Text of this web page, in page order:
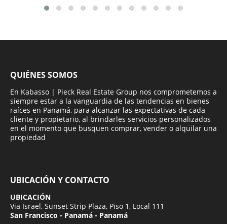
QUIÉNES SOMOS
En Kabasso | Pieck Real Estate Group nos comprometemos a
siempre estar a la vanguardia de las tendencias en bienes
raíces en Panamá, para alcanzar las expectativas de cada
cliente y propietario, al brindarles servicios personalizados
en el momento que busquen comprar, vender o alquilar una
propiedad
UBICACIÓN Y CONTACTO
UBICACIÓN
Via Israel, Sunset Strip Plaza, Piso 1, Local 111
San Francisco - Panamá - Panamá